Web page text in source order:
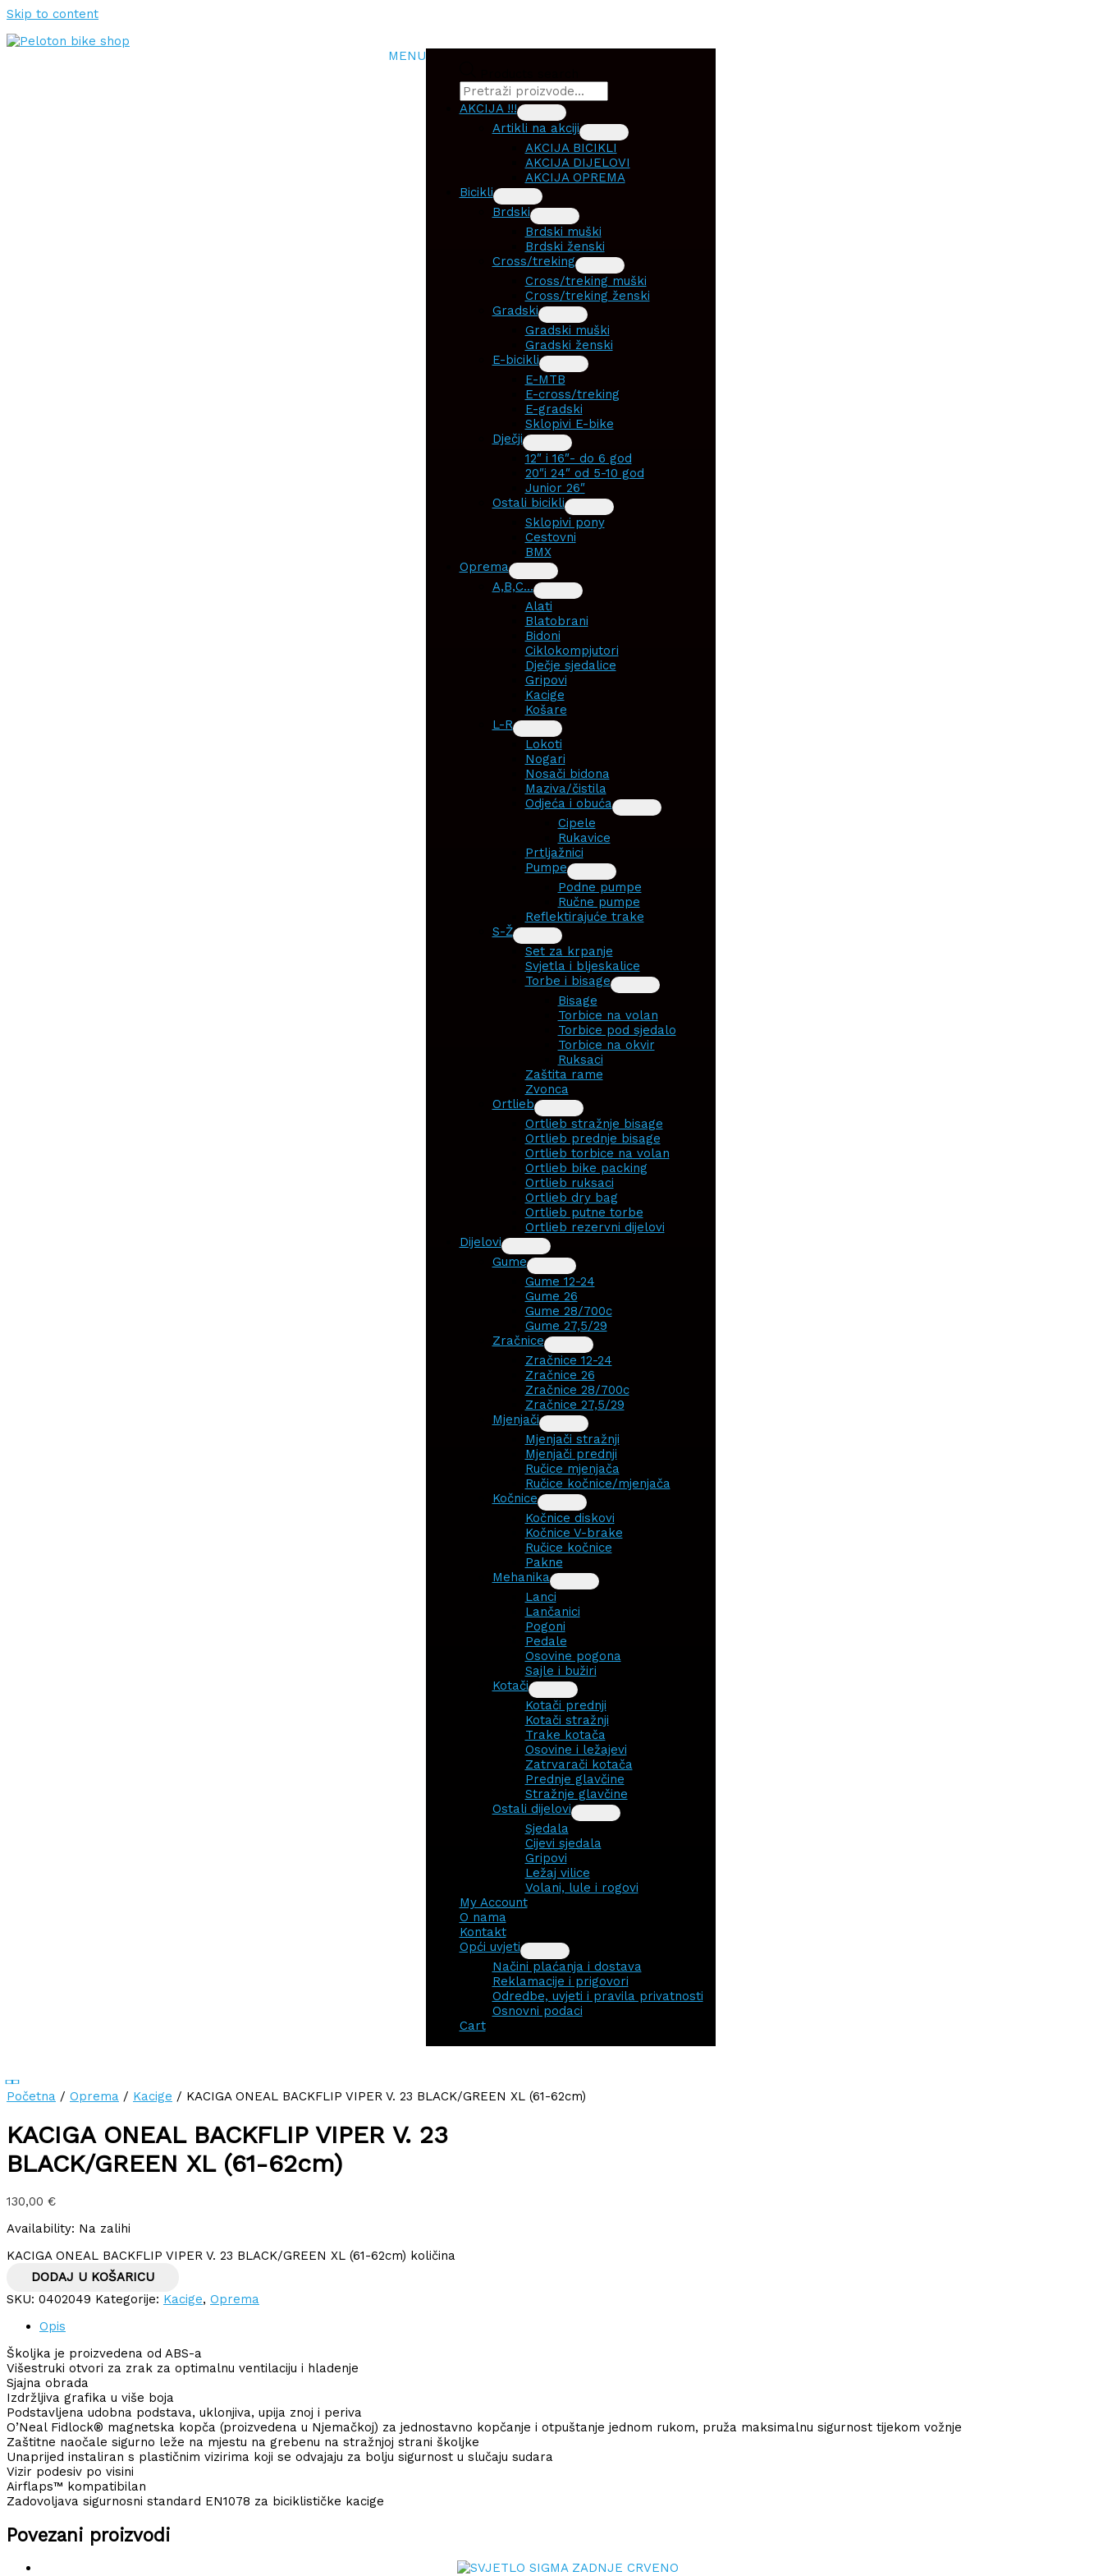
Skip to content
MENU
AKCIJA !!!
Artikli na akciji
AKCIJA BICIKLI
AKCIJA DIJELOVI
AKCIJA OPREMA
Bicikli
Brdski
Brdski muški
Brdski ženski
Cross/treking
Cross/treking muški
Cross/treking ženski
Gradski
Gradski muški
Gradski ženski
E-bicikli
E-MTB
E-cross/treking
E-gradski
Sklopivi E-bike
Dječji
12″ i 16″- do 6 god
20″i 24″ od 5-10 god
Junior 26″
Ostali bicikli
Sklopivi pony
Cestovni
BMX
Oprema
A,B,C…
Alati
Blatobrani
Bidoni
Ciklokompjutori
Dječje sjedalice
Gripovi
Kacige
Košare
L-R
Lokoti
Nogari
Nosači bidona
Maziva/čistila
Odjeća i obuća
Cipele
Rukavice
Prtljažnici
Pumpe
Podne pumpe
Ručne pumpe
Reflektirajuće trake
S-Ž
Set za krpanje
Svjetla i bljeskalice
Torbe i bisage
Bisage
Torbice na volan
Torbice pod sjedalo
Torbice na okvir
Ruksaci
Zaštita rame
Zvonca
Ortlieb
Ortlieb stražnje bisage
Ortlieb prednje bisage
Ortlieb torbice na volan
Ortlieb bike packing
Ortlieb ruksaci
Ortlieb dry bag
Ortlieb putne torbe
Ortlieb rezervni dijelovi
Dijelovi
Gume
Gume 12-24
Gume 26
Gume 28/700c
Gume 27,5/29
Zračnice
Zračnice 12-24
Zračnice 26
Zračnice 28/700c
Zračnice 27,5/29
Mjenjači
Mjenjači stražnji
Mjenjači prednji
Ručice mjenjača
Ručice kočnice/mjenjača
Kočnice
Kočnice diskovi
Kočnice V-brake
Ručice kočnice
Pakne
Mehanika
Lanci
Lančanici
Pogoni
Pedale
Osovine pogona
Sajle i bužiri
Kotači
Kotači prednji
Kotači stražnji
Trake kotača
Osovine i ležajevi
Zatrvarači kotača
Prednje glavčine
Stražnje glavčine
Ostali dijelovi
Sjedala
Cijevi sjedala
Gripovi
Ležaj vilice
Volani, lule i rogovi
My Account
O nama
Kontakt
Opći uvjeti
Načini plaćanja i dostava
Reklamacije i prigovori
Odredbe, uvjeti i pravila privatnosti
Osnovni podaci
Cart
Početna / Oprema / Kacige / KACIGA ONEAL BACKFLIP VIPER V. 23 BLACK/GREEN XL (61-62cm)
KACIGA ONEAL BACKFLIP VIPER V. 23
BLACK/GREEN XL (61-62cm)
130,00 €
Availability: Na zalihi
KACIGA ONEAL BACKFLIP VIPER V. 23 BLACK/GREEN XL (61-62cm) količina
DODAJ U KOŠARICU
SKU: 0402049 Kategorije: Kacige, Oprema
Opis
Školjka je proizvedena od ABS-a
Višestruki otvori za zrak za optimalnu ventilaciju i hladenje
Sjajna obrada
Izdržljiva grafika u više boja
Podstavljena udobna podstava, uklonjiva, upija znoj i periva
O’Neal Fidlock® magnetska kopča (proizvedena u Njemačkoj) za jednostavno kopčanje i otpuštanje jednom rukom, pruža maksimalnu sigurnost tijekom vožnje
Zaštitne naočale sigurno leže na mjestu na grebenu na stražnjoj strani školjke
Unaprijed instaliran s plastičnim vizirima koji se odvajaju za bolju sigurnost u slučaju sudara
Vizir podesiv po visini
Airflaps™ kompatibilan
Zadovoljava sigurnosni standard EN1078 za biciklističke kacige
Povezani proizvodi